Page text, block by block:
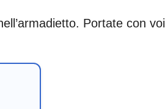
Portate con voi